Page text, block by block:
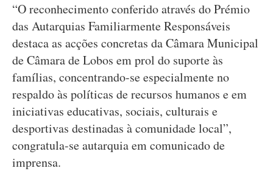
“O reconhecimento conferido através do Prémio
das Autarquias Familiarmente Responsáveis
destaca as acções concretas da Câmara Municipal
de Câmara de Lobos em prol do suporte às
famílias, concentrando-se especialmente no
respaldo às políticas de recursos humanos e em
iniciativas educativas, sociais, culturais e
desportivas destinadas à comunidade local”,
congratula-se autarquia em comunicado de
imprensa.